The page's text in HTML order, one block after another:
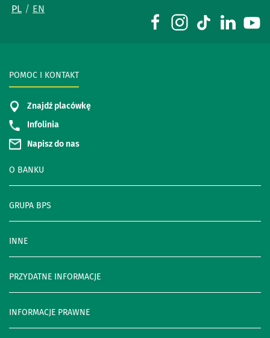
PL EN
POMOC I KONTAKT
Znajdź placówkę
Infolinia
Napisz do nas
O BANKU
GRUPA BPS
INNE
PRZYDATNE INFORMACJE
INFORMACJE PRAWNE